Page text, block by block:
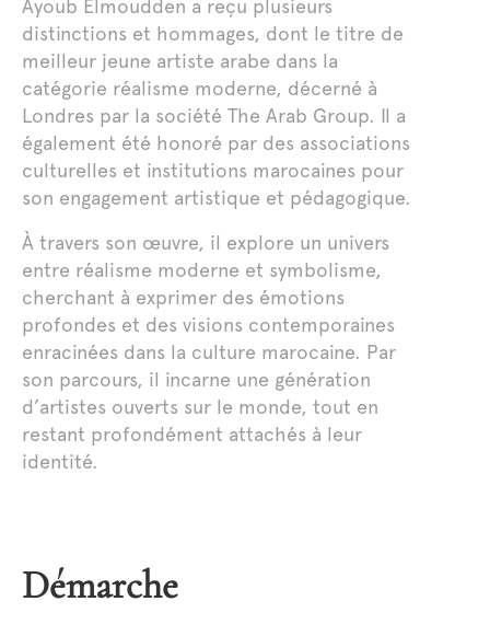
Ayoub Elmoudden a reçu plusieurs
distinctions et hommages, dont le titre de
meilleur jeune artiste arabe dans la
catégorie réalisme moderne, décerné à
Londres par la société The Arab Group. Il a
également été honoré par des associations
culturelles et institutions marocaines pour
son engagement artistique et pédagogique.
À travers son œuvre, il explore un univers
entre réalisme moderne et symbolisme,
cherchant à exprimer des émotions
profondes et des visions contemporaines
enracinées dans la culture marocaine. Par
son parcours, il incarne une génération
d’artistes ouverts sur le monde, tout en
restant profondément attachés à leur
identité.
Démarche